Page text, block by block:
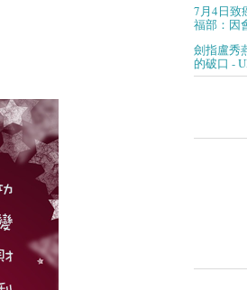
7月4日致
福部：因
劍指盧秀
的破口 -